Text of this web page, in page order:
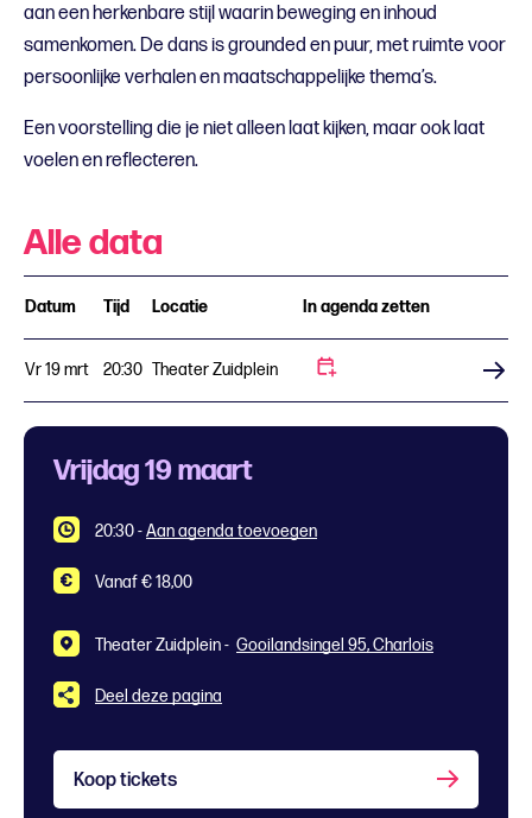
aan een herkenbare stijl waarin beweging en inhoud
samenkomen. De dans is grounded en puur, met ruimte voor
persoonlijke verhalen en maatschappelijke thema’s.
Een voorstelling die je niet alleen laat kijken, maar ook laat
voelen en reflecteren.
Alle data
Datum Tijd Locatie In agenda zetten
Vr 19 mrt 20:30 Theater Zuidplein
Vrijdag 19 maart
20:30-Aan agenda toevoegen
Vanaf € 18,00
Theater Zuidplein - Gooilandsingel 95, Charlois
Deel deze pagina
Koop tickets